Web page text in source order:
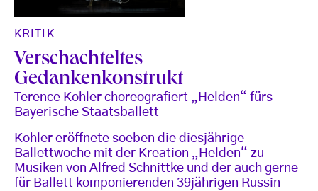
KRITIK
Verschachteltes
Gedankenkonstrukt
Terence Kohler choreografiert „Helden“ fürs
Bayerische Staatsballett
Kohler eröffnete soeben die diesjährige
Ballettwoche mit der Kreation „Helden“ zu
Musiken von Alfred Schnittke und der auch gerne
für Ballett komponierenden 39jährigen Russin